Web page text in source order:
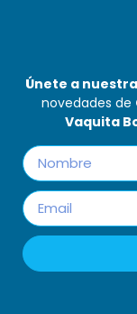
Únete a
novedades de
Vaquita